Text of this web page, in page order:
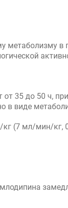
в
35 до 50 ч,
в виде
кг (7 мл/мин/кг,